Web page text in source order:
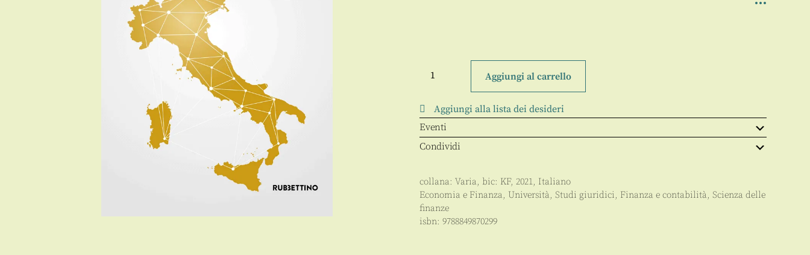
finanza
2021)
quantità
Aggiungi al carrello
Aggiungi alla lista dei desideri
Eventi
Condividi
collana: Varia, bic: KF, 2021, Italiano
Economia e Finanza, Università, Studi giuridici, Finanza e contabilità, Scienza delle
finanze
isbn: 9788849870299